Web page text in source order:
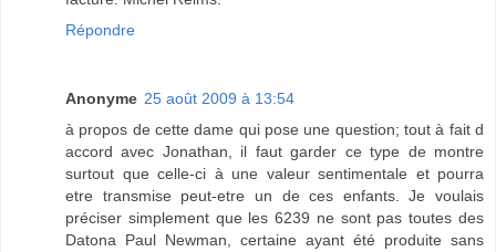
Répondre
Anonyme 25 août 2009 à 13:54
à propos de cette dame qui pose une question; tout à fait d
accord avec Jonathan, il faut garder ce type de montre
surtout que celle-ci à une valeur sentimentale et pourra
etre transmise peut-etre un de ces enfants. Je voulais
préciser simplement que les 6239 ne sont pas toutes des
Datona Paul Newman, certaine ayant été produite sans